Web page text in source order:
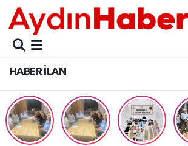
HABER İLAN
GÜNCEL
POLİTİKA
BELEDİYELER
ASAYİŞ
Aydın Nöbetçi Eczaneler
Aydın Hava Durumu
Aydin Namaz Vakitleri
Aydın Trafik Yoğunluk Haritası